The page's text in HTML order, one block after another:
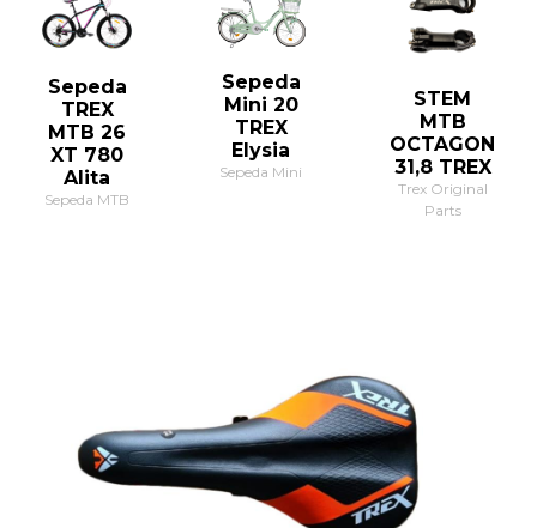
Sepeda
TREX
MTB 26
XT 780
Alita
Sepeda MTB
Sepeda
Mini 20
TREX
Elysia
Sepeda Mini
STEM
MTB
OCTAGON
31,8 TREX
Trex Original
Parts